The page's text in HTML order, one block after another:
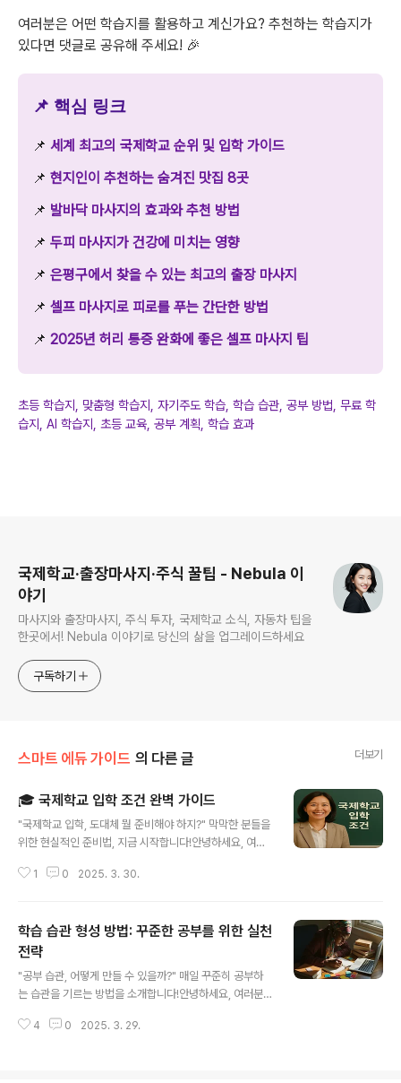
여러분은 어떤 학습지를 활용하고 계신가요? 추천하는 학습지가
있다면 댓글로 공유해 주세요! 🎉
📌 핵심 링크
📌 세계 최고의 국제학교 순위 및 입학 가이드
📌 현지인이 추천하는 숨겨진 맛집 8곳
📌 발바닥 마사지의 효과와 추천 방법
📌 두피 마사지가 건강에 미치는 영향
📌 은평구에서 찾을 수 있는 최고의 출장 마사지
📌 셀프 마사지로 피로를 푸는 간단한 방법
📌 2025년 허리 통증 완화에 좋은 셀프 마사지 팁
초등 학습지, 맞춤형 학습지, 자기주도 학습, 학습 습관, 공부 방법, 무료 학
습지, AI 학습지, 초등 교육, 공부 계획, 학습 효과
국제학교·출장마사지·주식 꿀팁 - Nebula 이
야기
마사지와 출장마사지, 주식 투자, 국제학교 소식, 자동차 팁을
한곳에서! Nebula 이야기로 당신의 삶을 업그레이드하세요
구독하기
스마트 에듀 가이드 의 다른 글 더보기
🎓 국제학교 입학 조건 완벽 가이드
"국제학교 입학, 도대체 뭘 준비해야 하지?" 막막한 분들을
위한 현실적인 준비법, 지금 시작합니다!안녕하세요, 여러
교육을 고민하면서 이쪽으로 많이 알아봤는데요, 정보가
학생들에게 꼭 필요한 정보를 쏙쏙 뽑아 정리해봤어요. 입
학 조건부터 실질적인 준비 전략까지, 제가 발품 팔며 모은
생생한 정보들을 공유해드릴게요. 자, 그럼 본격적으로 시
작해볼까요?목차🌍 국제학교란 무엇인가요? 📋 기본 입
학 조건 정리 📚 성적과 학업 요건 🗣️ 영어 실력, 얼마나 중
요할까? 🧠 인터뷰 준비 꿀팁 ❓ 자주 묻는 질문 (FAQ) 🌍
1 0 2025. 3. 30.
학습 습관 형성 방법: 꾸준한 공부를 위한 실천
전략
"공부 습관, 어떻게 만들 수 있을까?" 매일 꾸준히 공부하
는 습관을 기르는 방법을 소개합니다!안녕하세요, 여러분!
니다. 하지만 작심삼일로 끝나는 경우가 많죠? 공부 습관을
4 0 2025. 3. 29.